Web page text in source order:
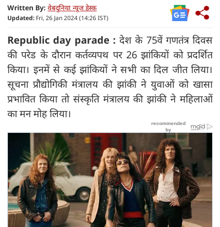
Written By: वेबदुनिया न्यूज डेस्क
Updated: Fri, 26 Jan 2024 (14:26 IST)
Republic day parade : देश के 75वें गणतंत्र दिवस
की परेड के दौरान कर्तव्यपथ पर 26 झांकियों को प्रदर्शित
किया। इनमें से कई झांकियों ने सभी का दिल जीत लिया।
सूचना प्रौद्योगिकी मंत्रालय की झांकी ने युवाओं को खासा
प्रभावित किया तो संस्कृति मंत्रालय की झांकी ने महिलाओं
का मन मोह लिया।